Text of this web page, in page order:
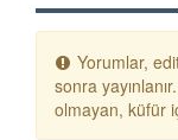
Yorumlar,
sonra
olmayan, küfür